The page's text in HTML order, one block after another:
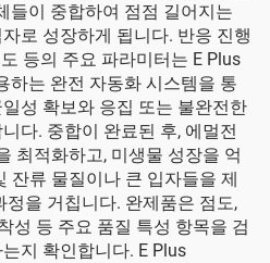
들이 중합하여 점점 길어지는
로 성장하게 됩니다. 반응 진행
등의 주요 파라미터는 E Plus
하는 완전 자동화 시스템을 통
성 확보와 응집 또는 불완전한
다. 중합이 완료된 후, 에멀전
최적화하고, 미생물 성장을 억
잔류 물질이나 큰 입자들을 제
을 거칩니다. 완제품은 점도,
성 등 주요 품질 특성 항목을 검
지 확인합니다. E Plus